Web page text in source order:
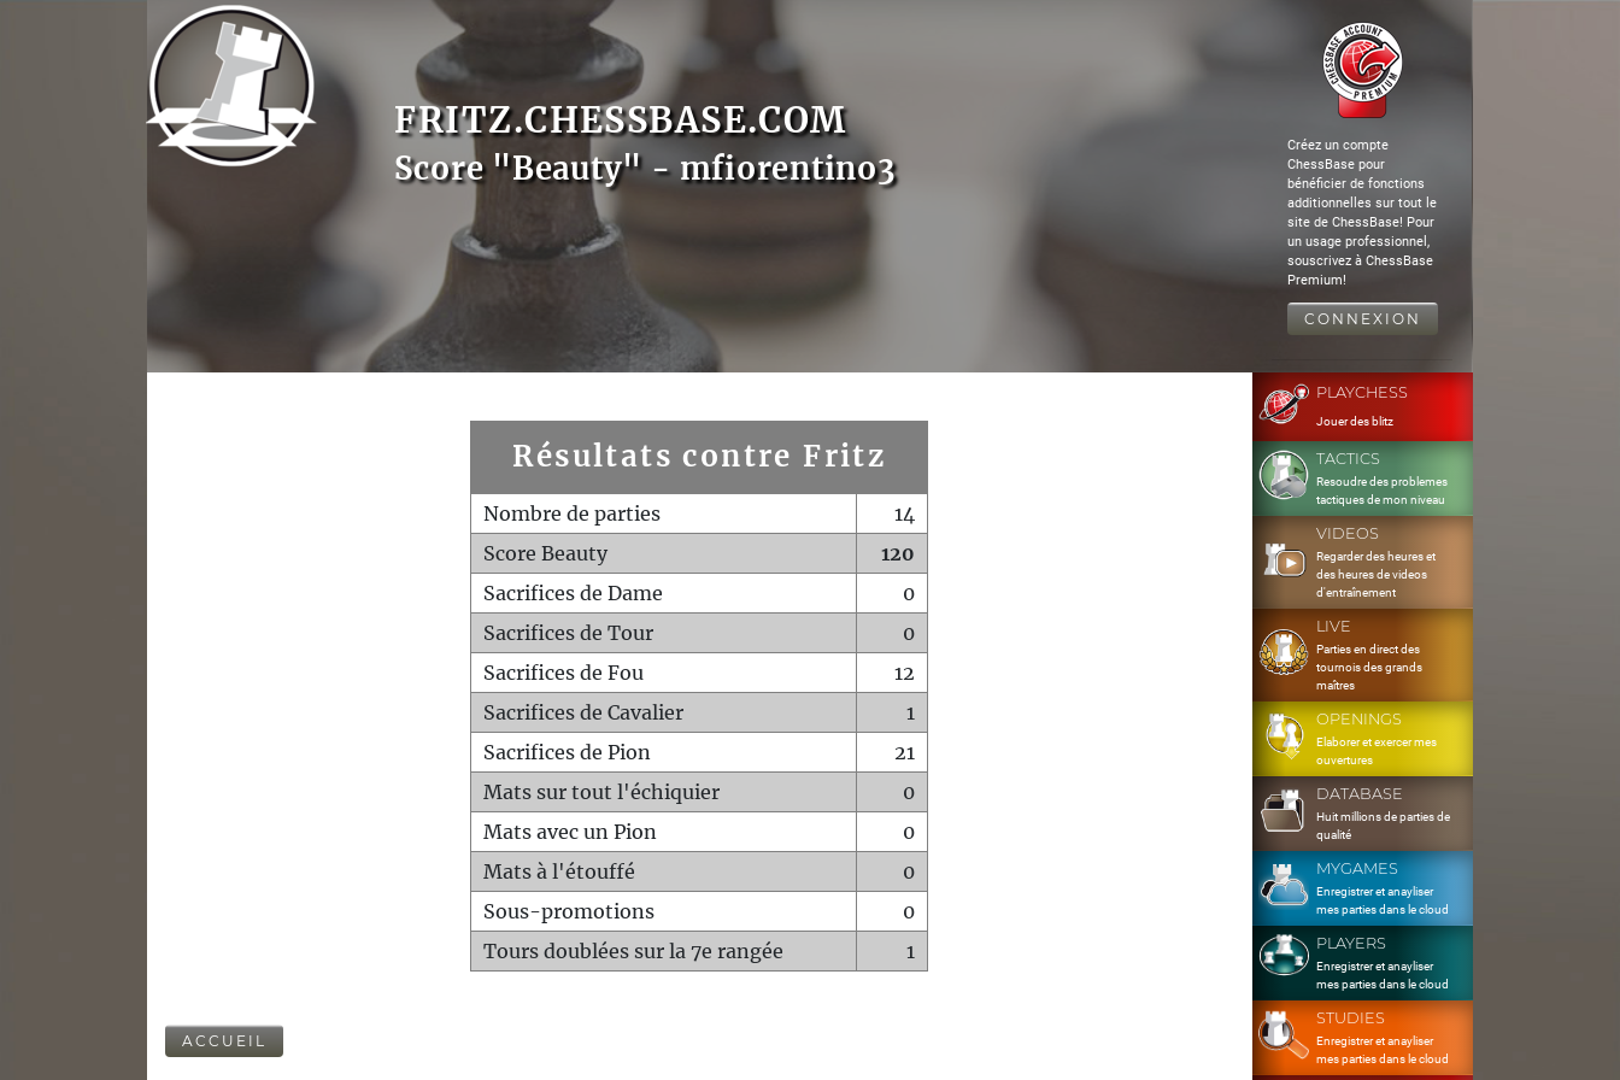
FRITZ.CHESSBASE.COM
Score "Beauty" - mfiorentino3
Créez un compte
ChessBase pour
bénéficier de fonctions
additionnelles sur tout le
site de ChessBase! Pour
un usage professionnel,
souscrivez à ChessBase
Premium!
CONNEXION
Résultats contre Fritz
Nombre de parties
14
Score Beauty
120
Sacrifices de Dame
0
Sacrifices de Tour
0
Sacrifices de Fou
12
Sacrifices de Cavalier
1
Sacrifices de Pion
21
Mats sur tout l'échiquier
0
Mats avec un Pion
0
Mats à l'étouffé
0
Sous-promotions
0
Tours doublées sur la 7e rangée
1
ACCUEIL
PLAYCHESS
Jouer des blitz
TACTICS
Resoudre des problemes
tactiques de mon niveau
VIDEOS
Regarder des heures et
des heures de videos
d'entraînement
LIVE
Parties en direct des
tournois des grands
maîtres
OPENINGS
Elaborer et exercer mes
ouvertures
DATABASE
Huit millions de parties de
qualité
MYGAMES
Enregistrer et anayliser
mes parties dans le cloud
PLAYERS
Enregistrer et anayliser
mes parties dans le cloud
STUDIES
Enregistrer et anayliser
mes parties dans le cloud